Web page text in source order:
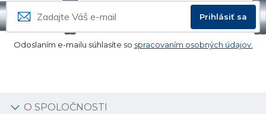
Prihlásiť sa
Odoslaním e-mailu súhlasíte so spracovaním osobných údajov.
O SPOLOČNOSTI